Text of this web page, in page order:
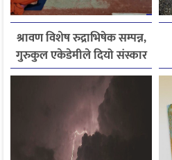
श्रावण विशेष रुद्राभिषेक सम्पन्न,
गुरुकुल एकेडेमीले दियो संस्कार
र नैतिक शिक्षाको सन्देश